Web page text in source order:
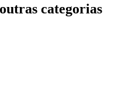
categorias